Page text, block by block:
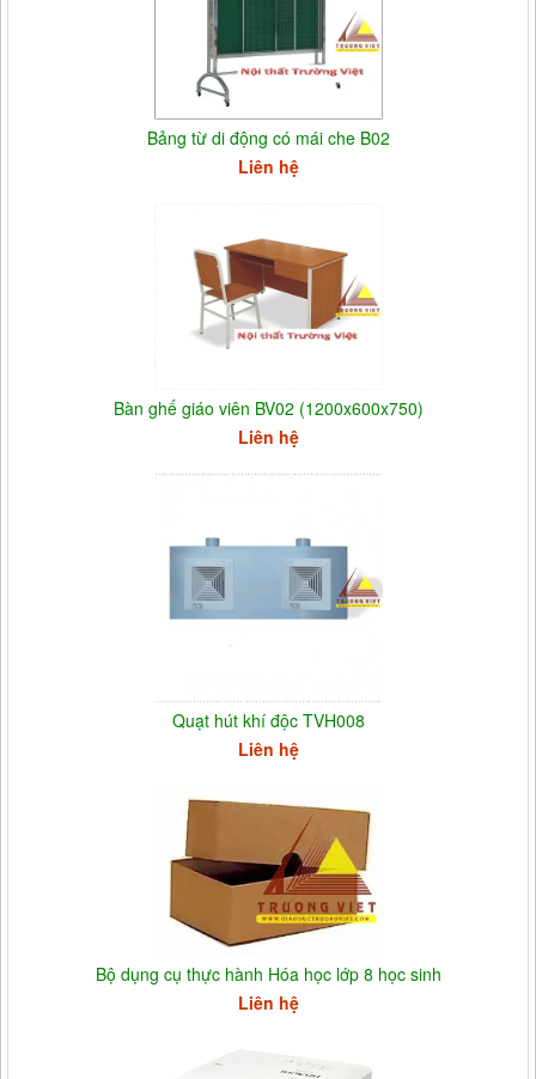
Bảng từ di động có mái che B02
Liên hệ
Bàn ghế giáo viên BV02 (1200x600x750)
Liên hệ
Quạt hút khí độc TVH008
Liên hệ
Bộ dụng cụ thực hành Hóa học lớp 8 học sinh
Liên hệ